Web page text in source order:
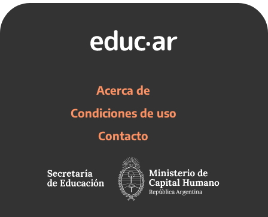
Acerca de
Condiciones de uso
Contacto